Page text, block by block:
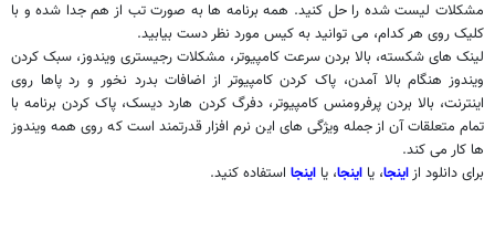
مشکلات لیست شده را حل کنید. همه برنامه ها به صورت تب از هم جدا شده و با
کلیک روی هر کدام، می توانید به کیس مورد نظر دست بیابید.
لینک های شکسته، بالا بردن سرعت کامپیوتر، مشکلات رجیستری ویندوز، سبک کردن
ویندوز هنگام بالا آمدن، پاک کردن کامپیوتر از اضافات بدرد نخور و رد پاها روی
اینترنت، بالا بردن پرفرومنس کامپیوتر، دفرگ کردن هارد دیسک، پاک کردن برنامه با
تمام متعلقات آن از جمله ویژگی های این نرم افزار قدرتمند است که روی همه ویندوز
ها کار می کند.
برای دانلود ازاینجا، یا اینجا، یا اینجا استفاده کنید.